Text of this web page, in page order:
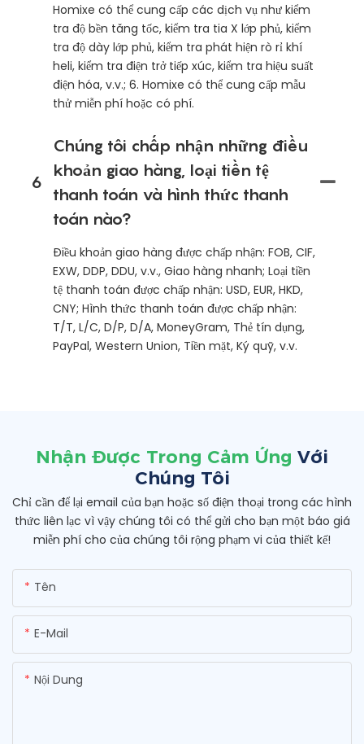
Homixe có thể cung cấp các dịch vụ như kiểm
tra độ bền tăng tốc, kiểm tra tia X lớp phủ, kiểm
tra độ dày lớp phủ, kiểm tra phát hiện rò rỉ khí
heli, kiểm tra điện trở tiếp xúc, kiểm tra hiệu suất
điện hóa, v.v.; 6. Homixe có thể cung cấp mẫu
thử miễn phí hoặc có phí.
6
Chúng tôi chấp nhận những điều
khoản giao hàng, loại tiền tệ
thanh toán và hình thức thanh
toán nào?
Điều khoản giao hàng được chấp nhận: FOB, CIF,
EXW, DDP, DDU, v.v., Giao hàng nhanh; Loại tiền
tệ thanh toán được chấp nhận: USD, EUR, HKD,
CNY; Hình thức thanh toán được chấp nhận:
T/T, L/C, D/P, D/A, MoneyGram, Thẻ tín dụng,
PayPal, Western Union, Tiền mặt, Ký quỹ, v.v.
Nhận Được Trong Cảm Ứng Với
Chúng Tôi
Chỉ cần để lại email của bạn hoặc số điện thoại trong các hình
thức liên lạc vì vậy chúng tôi có thể gửi cho bạn một báo giá
miễn phí cho của chúng tôi rộng phạm vi của thiết kế!
Tên
E-Mail
Nội Dung